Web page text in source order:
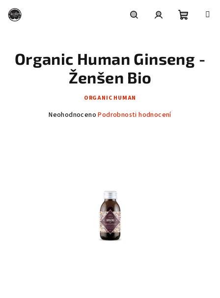
obsah
košík
Organic Human Ginseng -
Ženšen Bio
ORGANIC HUMAN
Průměrné
Neohodnoceno Podrobnosti hodnocení